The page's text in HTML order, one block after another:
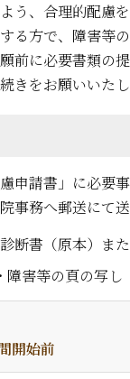
う、合理的配慮
る方で、障害等
前に必要書類の提
きをお願いいたし
申請書」に必要
事務へ郵送にて送
断書（原本）ま
障害等の頁の写し
開始前